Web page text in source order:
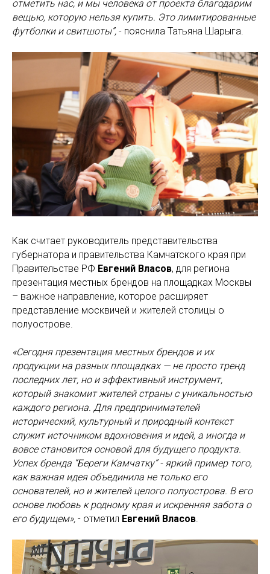
отметить нас, и мы человека от проекта благодарим
вещью, которую нельзя купить. Это лимитированные
футболки и свитшоты”, - пояснила Татьяна Шарыга.
Как считает руководитель представительства
губернатора и правительства Камчатского края при
Правительстве РФ Евгений Власов, для региона
презентация местных брендов на площадках Москвы
– важное направление, которое расширяет
представление москвичей и жителей столицы о
полуострове.
«Сегодня презентация местных брендов и их
продукции на разных площадках — не просто тренд
последних лет, но и эффективный инструмент,
который знакомит жителей страны с уникальностью
каждого региона. Для предпринимателей
исторический, культурный и природный контекст
служит источником вдохновения и идей, а иногда и
вовсе становится основой для будущего продукта.
Успех бренда “Береги Камчатку” - яркий пример того,
как важная идея объединила не только его
основателей, но и жителей целого полуострова. В его
основе любовь к родному края и искренняя забота о
его будущем», - отметил Евгений Власов.